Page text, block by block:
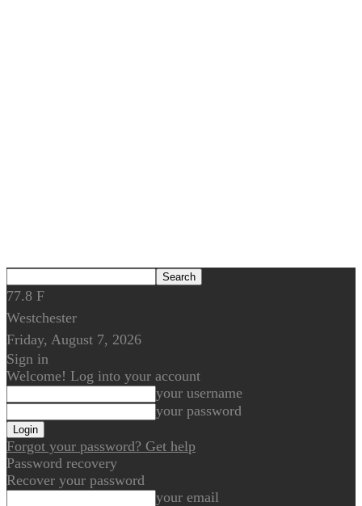
77.8 F
Westchester
Friday, August 7, 2026
Sign in
Welcome! Log into your account
your username
your password
Forgot your password? Get help
Password recovery
Recover your password
your email